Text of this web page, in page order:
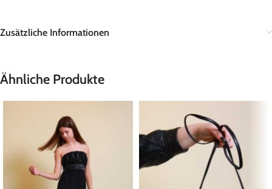
Zusätzliche Informationen
Ähnliche Produkte